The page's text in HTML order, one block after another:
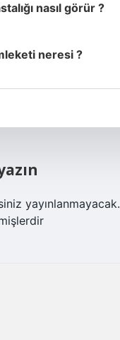
nasıl görür ?
neresi ?
yayınlanmayacak.